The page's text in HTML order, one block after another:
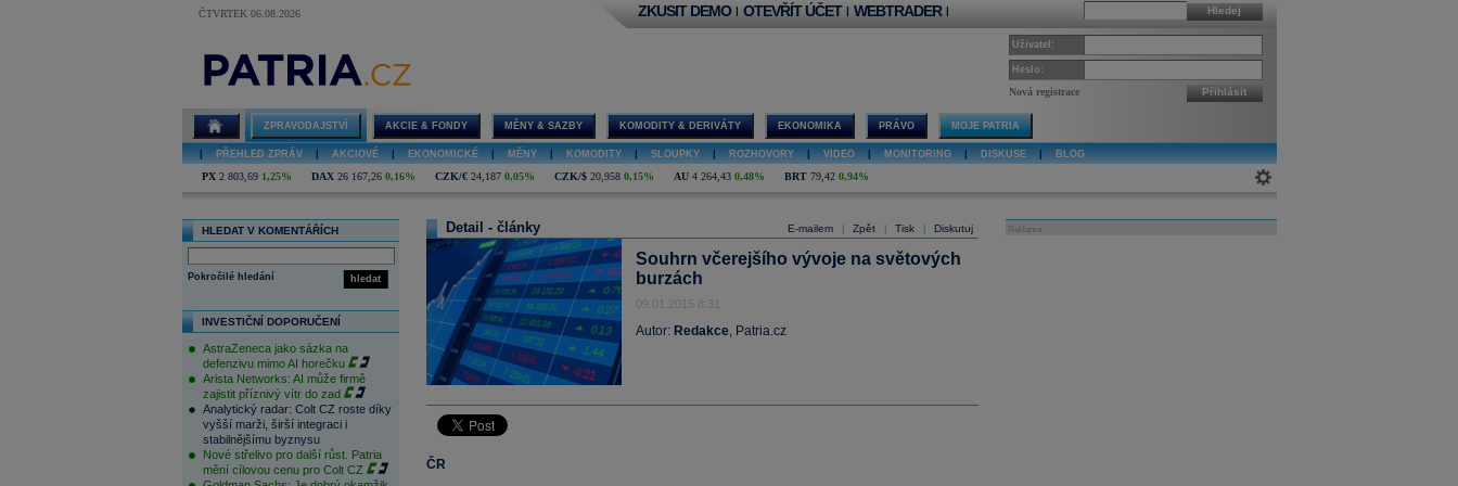
ČTVRTEK 06.08.2026 Hledej
ZKUSIT DEMO | OTEVŘÍT ÚČET | WEBTRADER |
Uživatel:
Heslo:
Nová registrace Přihlásit
ZPRAVODAJSTVÍ AKCIE & FONDY MĚNY & SAZBY KOMODITY & DERIVÁTY EKONOMIKA PRÁVO MOJE PATRIA
PŘEHLED ZPRÁV AKCIOVÉ EKONOMICKÉ MĚNY KOMODITY SLOUPKY ROZHOVORY VIDEO MONITORING DISKUSE BLOG
PX 2 803,69 1,25% DAX 26 167,26 0,16% CZK/€ 24,187 0,05% CZK/$ 20,958 0,15% AU 4 264,43 0,48% BRT 79,42 0,94%
HLEDAT V KOMENTÁŘÍCH
hledat
Pokročilé hledání
INVESTIČNÍ DOPORUČENÍ
AstraZeneca jako sázka na
defenzivu mimo AI horečku
Arista Networks: AI může firmě
zajistit příznivý vítr do zad
Analytický radar: Colt CZ roste díky
vyšší marži, širší integraci i
stabilnějšímu byznysu
Nové střelivo pro další růst. Patria
mění cílovou cenu pro Colt CZ
E-mailem Zpět Tisk Diskutuj
Detail - články
Souhrn včerejšího vývoje na světových
burzách
09.01.2015 8:31
Autor: Redakce, Patria.cz
ČR
Reklama